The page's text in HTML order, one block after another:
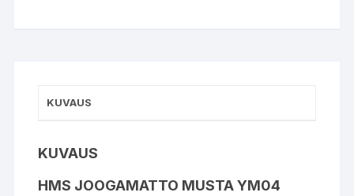
KUVAUS
KUVAUS
HMS JOOGAMATTO MUSTA YM04